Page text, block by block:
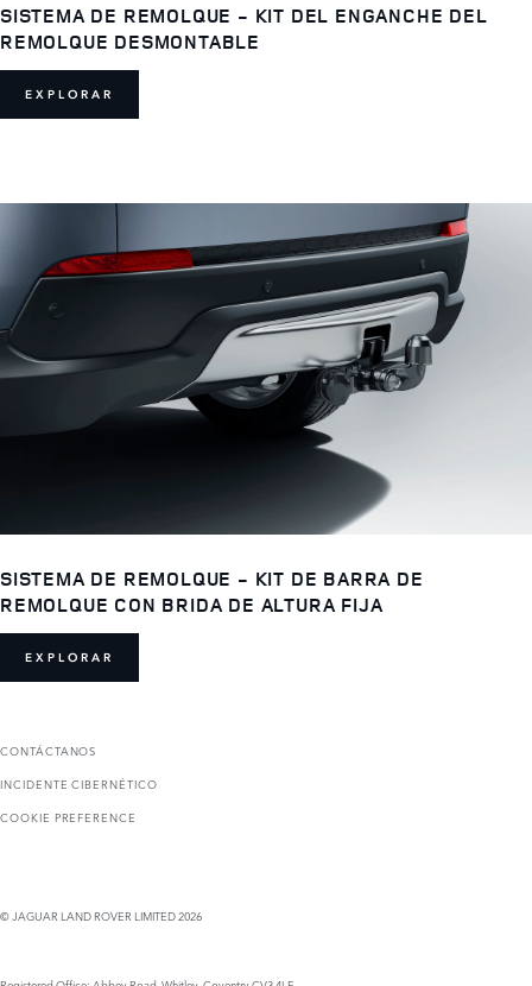
SISTEMA DE REMOLQUE - KIT DEL ENGANCHE DEL
REMOLQUE DESMONTABLE
EXPLORAR
SISTEMA DE REMOLQUE - KIT DE BARRA DE
REMOLQUE CON BRIDA DE ALTURA FIJA
EXPLORAR
CONTÁCTANOS
INCIDENTE CIBERNÉTICO
COOKIE PREFERENCE
© JAGUAR LAND ROVER LIMITED 2026